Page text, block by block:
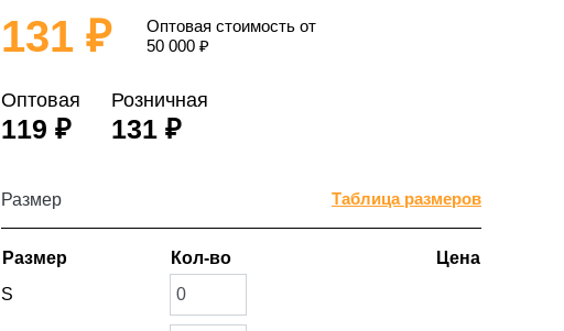
131 ₽
Оптовая стоимость от
50 000 ₽
Оптовая
119 ₽
Розничная
131 ₽
Размер Таблица размеров
Размер Кол-во
Цена
S